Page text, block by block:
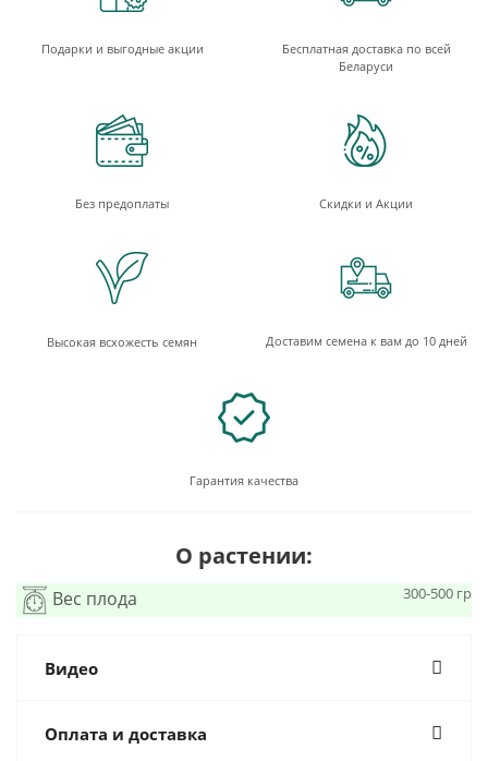
Подарки и выгодные акции
Бесплатная доставка по всей
Беларуси
Без предоплаты Скидки и Акции
Высокая всхожесть семян Доставим семена к вам до 10 дней
Гарантия качества
О растении:
Вес плода 300-500 гр
Видео
Оплата и доставка